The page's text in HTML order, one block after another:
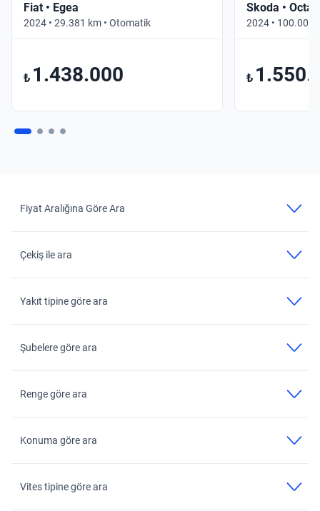
Fiat • Egea
2024 • 29.381 km • Otomatik
₺ 1.438.000
Skoda •
2024 • 100.000
₺
Fiyat Aralığına Göre Ara
Çekiş ile ara
Yakıt tipine göre ara
Şubelere göre ara
Renge göre ara
Konuma göre ara
Vites tipine göre ara